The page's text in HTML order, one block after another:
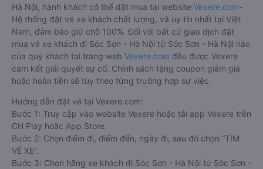
Hà Nội, hành khách có thể đặt mua tại website Vexere.com-
Hệ thống đặt vé xe khách chất lượng, và uy tín nhất tại Việt
Nam, đảm bảo giữ chỗ 100%. Đối với bất cứ giao dịch đặt
mua vé xe khách đi Sóc Sơn - Hà Nội từ Sóc Sơn - Hà Nội nào
của quý khách tại trang web Vexere.com đều được Vexere
cam kết giải quyết sự cố. Chính sách tặng coupon giảm giá
hoặc hoàn tiền sẽ tùy theo từng trường hợp sự việc.
Hướng dẫn đặt vé tại Vexere.com:
Bước 1: Truy cập vào website Vexere hoặc tải app Vexere trên
CH Play hoặc App Store.
Bước 2: Chọn điểm đi, điểm đến, ngày đi, sau đó chọn “TÌM
VÉ XE”.
Bước 3: Chọn hãng xe khách đi Sóc Sơn - Hà Nội từ Sóc Sơn -